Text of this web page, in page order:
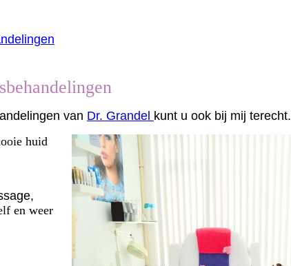
van Dr. Grandel kunt u ook bij mij terecht.
huid
en weer